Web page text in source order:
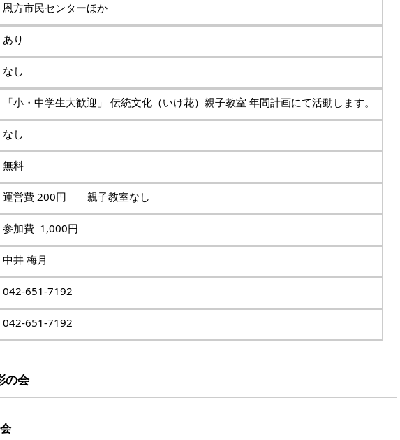
恩方市民センターほか
あり
なし
「小・中学生大歓迎」 伝統文化（いけ花）親子教室 年間計画にて活動します。
なし
無料
運営費 200円 親子教室なし
参加費 1,000円
中井 梅月
042-651-7192
042-651-7192
の会